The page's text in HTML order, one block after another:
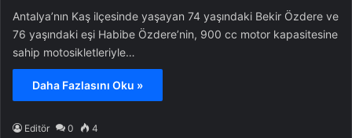
Antalya’nın Kaş ilçesinde yaşayan 74 yaşındaki Bekir Özdere ve
76 yaşındaki eşi Habibe Özdere’nin, 900 cc motor kapasitesine
sahip motosikletleriyle…
Daha Fazlasını Oku »
Editör 0 4